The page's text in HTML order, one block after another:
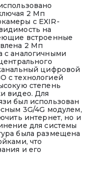
2 Мп
с EXIR-
на
встроенные
2 Мп
с аналогичными
цифровой
с технологией
степень
видео. Для
был использован
3G/4G модулем,
интернет, но и
для системы
была размещена
что
и его